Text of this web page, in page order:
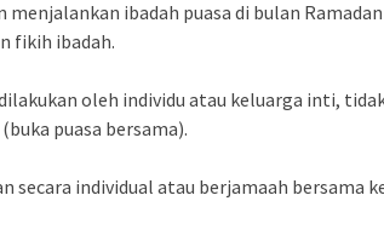
ibadah puasa di bulan
fikih ibadah.
oleh individu atau keluarga inti,
puasa bersama).
secara individual atau berjamaah bersama